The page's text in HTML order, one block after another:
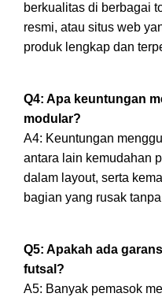
berkualitas di berbagai
resmi, atau situs web
produk lengkap dan
Q4: Apa keuntungan
modular?
A4: Keuntungan
antara lain kemudahan
dalam layout, serta
bagian yang rusak
Q5: Apakah ada
futsal?
A5: Banyak pemasok